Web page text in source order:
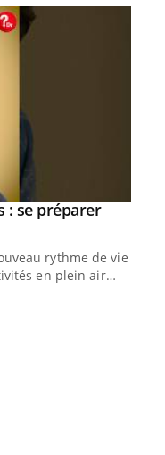
: se préparer
rythme de vie !
en plein air…